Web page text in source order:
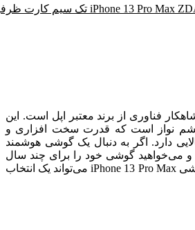
یک شاهکار فناوری از برند معتبر اپل است. این
نواز است که قدرت سخت افزاری و
دارد. اگر به دنبال یک گوشی هوشمند
می‌خواهید گوشی خود را برای چند سال
نگهداری کنید، انتخاب گوشی iPhone 13 Pro Max می‌تواند یک انتخاب